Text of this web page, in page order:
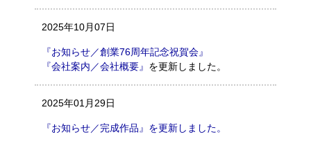
2025年10月07日
『お知らせ／創業76周年記念祝賀会』
『会社案内／会社概要』 を更新しました。
2025年01月29日
『お知らせ／完成作品』を更新しました。